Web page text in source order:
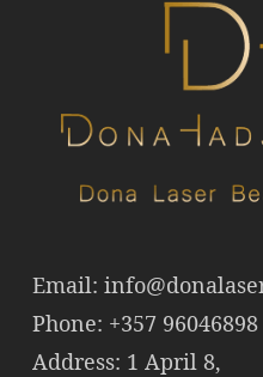
Email:
Phone: +357 96046898
Address: 1 April 8,